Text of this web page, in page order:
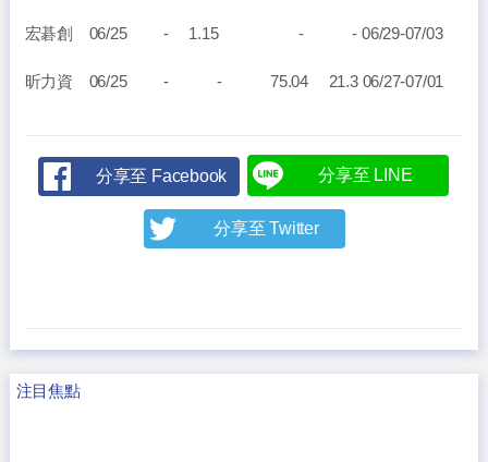
宏碁創 06/25 - 1.15 - - 06/29-07/03
昕力資 06/25 - - 75.04 21.3 06/27-07/01
分享至 Facebook 分享至 LINE
分享至 Twitter
注目焦點